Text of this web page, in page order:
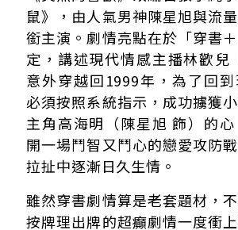
鼠》，由人氣男神陳星旭與流
銜主演。劇情亮點在於「穿書
定，講述現代情感主播林歡兒
意外穿越回1999年，為了回
必須按照系統指示，成功擄獲
主角高海明（陳星旭 飾）的
開一場鬥智又鬥心的戀愛攻防
拉扯中逐漸日久生情。
雖然穿書劇情算是老套題材，
按牌理出牌的超癲劇情一度衝